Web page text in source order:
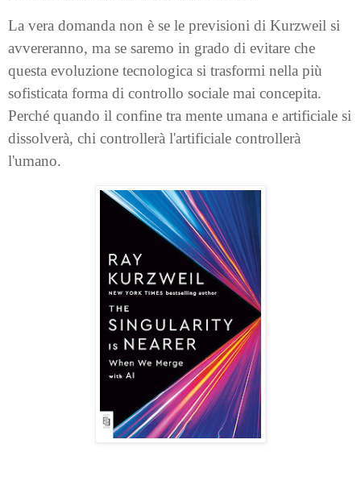
La vera domanda non è se le previsioni di Kurzweil si
avvereranno, ma se saremo in grado di evitare che
questa evoluzione tecnologica si trasformi nella più
sofisticata forma di controllo sociale mai concepita.
Perché quando il confine tra mente umana e artificiale si
dissolverà, chi controllerà l'artificiale controllerà
l'umano.